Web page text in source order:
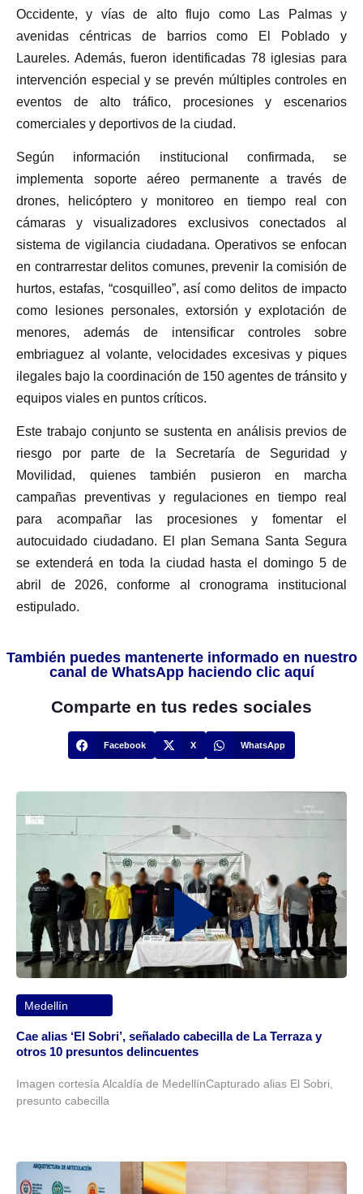
Occidente, y vías de alto flujo como Las Palmas y
avenidas céntricas de barrios como El Poblado y
Laureles. Además, fueron identificadas 78 iglesias para
intervención especial y se prevén múltiples controles en
eventos de alto tráfico, procesiones y escenarios
comerciales y deportivos de la ciudad.
Según información institucional confirmada, se
implementa soporte aéreo permanente a través de
drones, helicóptero y monitoreo en tiempo real con
cámaras y visualizadores exclusivos conectados al
sistema de vigilancia ciudadana. Operativos se enfocan
en contrarrestar delitos comunes, prevenir la comisión de
hurtos, estafas, “cosquilleo”, así como delitos de impacto
como lesiones personales, extorsión y explotación de
menores, además de intensificar controles sobre
embriaguez al volante, velocidades excesivas y piques
ilegales bajo la coordinación de 150 agentes de tránsito y
equipos viales en puntos críticos.
Este trabajo conjunto se sustenta en análisis previos de
riesgo por parte de la Secretaría de Seguridad y
Movilidad, quienes también pusieron en marcha
campañas preventivas y regulaciones en tiempo real
para acompañar las procesiones y fomentar el
autocuidado ciudadano. El plan Semana Santa Segura
se extenderá en toda la ciudad hasta el domingo 5 de
abril de 2026, conforme al cronograma institucional
estipulado.
También puedes mantenerte informado en nuestro
canal de WhatsApp haciendo clic aquí
Comparte en tus redes sociales
Facebook X WhatsApp
Medellín
Cae alias ‘El Sobri’, señalado cabecilla de La Terraza y
otros 10 presuntos delincuentes
Imagen cortesía Alcaldía de MedellínCapturado alias El Sobri,
presunto cabecilla